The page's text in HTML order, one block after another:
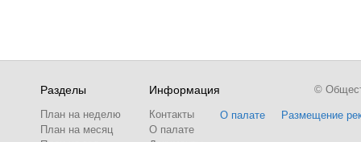
Разделы
План на неделю
План на месяц
Информация
Контакты
О палате
О палате Размещение
©